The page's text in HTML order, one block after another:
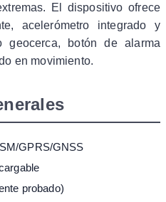
El dispositivo ofrece
acelerómetro integrado y
geocerca, botón de alarma
en movimiento.
GPRS/GNSS
probado)